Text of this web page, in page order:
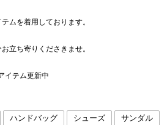
ムを着用しております。
立ち寄りくださきませ。
イテム更新中
ハンドバッグ シューズ サンダル